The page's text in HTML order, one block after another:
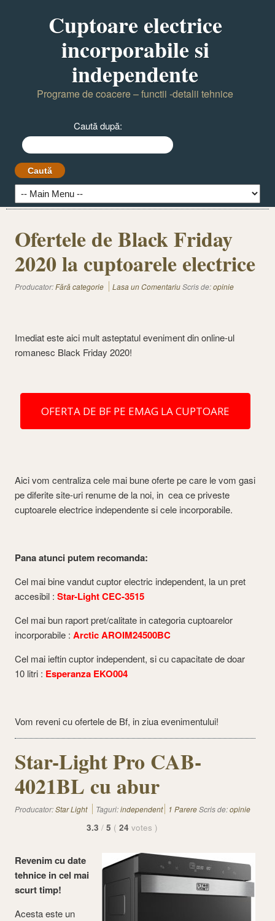
Cuptoare electrice
incorporabile si
independente
Programe de coacere – functii -detalii tehnice
Caută după:
Ofertele de Black Friday
2020 la cuptoarele electrice
Producator:Fără categorie Lasa un ComentariuScris de:opinie
Imediat este aici mult asteptatul eveniment din online-ul
romanesc Black Friday 2020!
OFERTA DE BF PE EMAG LA CUPTOARE
Aici vom centraliza cele mai bune oferte pe care le vom gasi
pe diferite site-uri renume de la noi, in cea ce priveste
cuptoarele electrice independente si cele incorporabile.
Pana atunci putem recomanda:
Cel mai bine vandut cuptor electric independent, la un pret
accesibil : Star-Light CEC-3515
Cel mai bun raport pret/calitate in categoria cuptoarelor
incorporabile : Arctic AROIM24500BC
Cel mai ieftin cuptor independent, si cu capacitate de doar
10 litri : Esperanza EKO004
Vom reveni cu ofertele de Bf, in ziua evenimentului!
Star-Light Pro CAB-
4021BL cu abur
Producator:Star Light Taguri:independent 1 ParereScris de:opinie
3.3 / 5 ( 24 votes )
Revenim cu date
tehnice in cel mai
scurt timp!
Acesta este un